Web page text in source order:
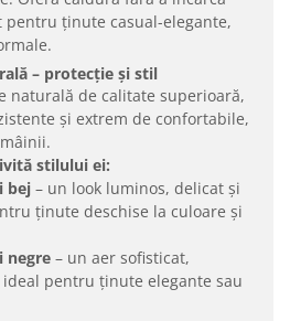
ținute casual-elegante,
– protecție și stil
naturală de calitate superioară,
și extrem de confortabile,
stilului ei:
bej – un look luminos, delicat și
ținute deschise la culoare și
negre – un aer sofisticat,
pentru ținute elegante sau